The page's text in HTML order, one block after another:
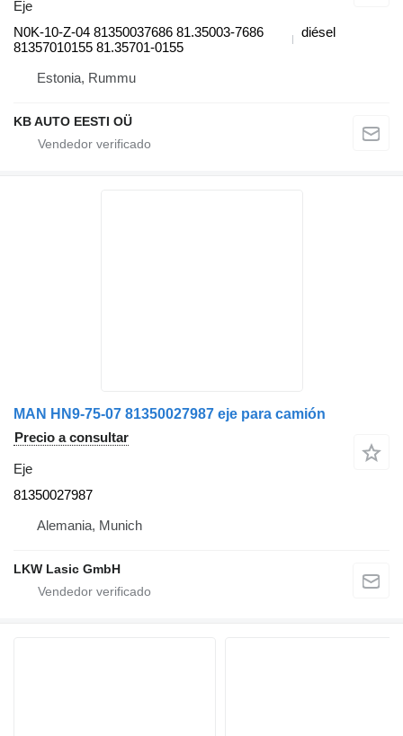
Eje
N0K-10-Z-04 81350037686 81.35003-7686
81357010155 81.35701-0155
diésel
Estonia, Rummu
KB AUTO EESTI OÜ
MAN HN9-75-07 81350027987 eje para camión
Precio a consultar
Eje
81350027987
Alemania, Munich
LKW Lasic GmbH